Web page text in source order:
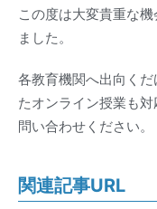
この度は大変貴重な
ました。
各教育機関へ出向く
たオンライン授業も
問い合わせください。
関連記事URL